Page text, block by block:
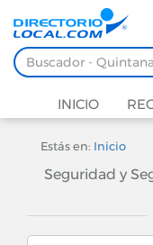
INICIO
Estás en: Inicio
Seguridad y